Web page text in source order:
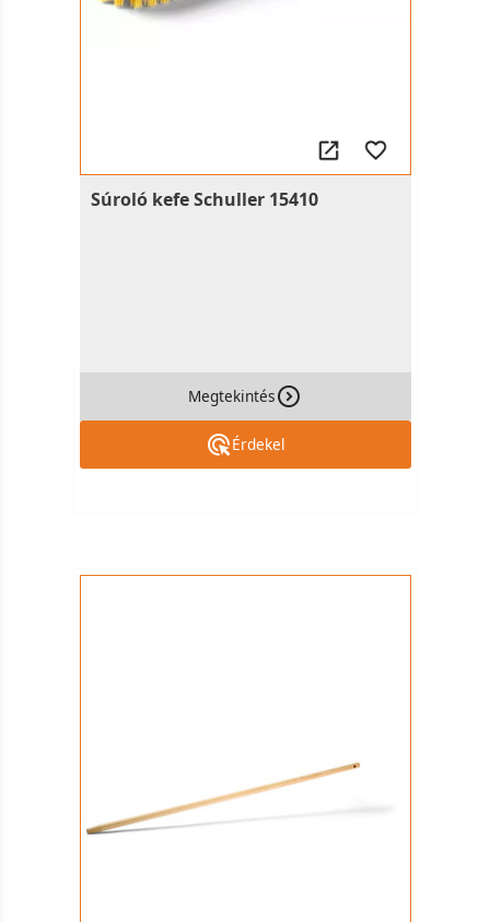
Súroló kefe Schuller 15410
Megtekintés
Érdekel